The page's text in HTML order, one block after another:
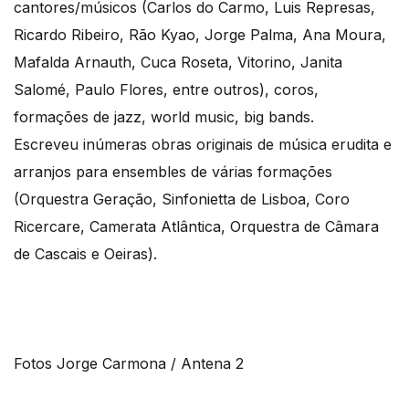
cantores/músicos (Carlos do Carmo, Luis Represas,
Ricardo Ribeiro, Rão Kyao, Jorge Palma, Ana Moura,
Mafalda Arnauth, Cuca Roseta, Vitorino, Janita
Salomé, Paulo Flores, entre outros), coros,
formações de jazz, world music, big bands.
Escreveu inúmeras obras originais de música erudita e
arranjos para ensembles de várias formações
(Orquestra Geração, Sinfonietta de Lisboa, Coro
Ricercare, Camerata Atlântica, Orquestra de Câmara
de Cascais e Oeiras).
Fotos Jorge Carmona / Antena 2